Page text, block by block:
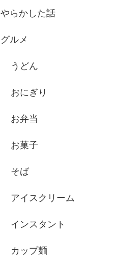
やらかした話
グルメ
うどん
おにぎり
お弁当
お菓子
そば
アイスクリーム
インスタント
カップ麺